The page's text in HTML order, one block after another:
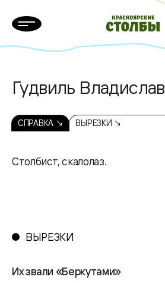
Гудвиль Владислав
СПРАВКА ↘ ВЫРЕЗКИ ↘
Столбист, скалолаз.
ВЫРЕЗКИ
Их звали «Беркутами»